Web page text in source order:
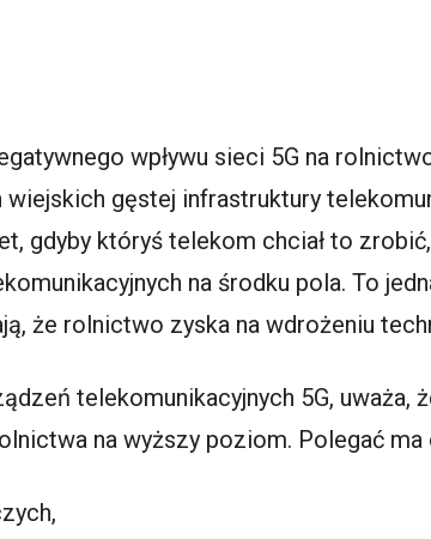
wpływu sieci 5G na
gęstej infrastruktury
gdyby któryś telekom chciał to
na środku pola. To
że rolnictwo zyska na wdrożeniu
telekomunikacyjnych 5G, uważa,
na wyższy poziom. Polegać ma